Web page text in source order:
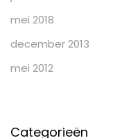
mei 2018
december 2013
mei 2012
Categorieën